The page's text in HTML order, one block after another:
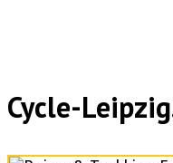
Cycle-